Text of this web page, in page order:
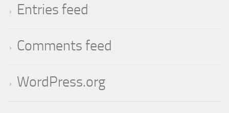
Entries feed
Comments feed
WordPress.org